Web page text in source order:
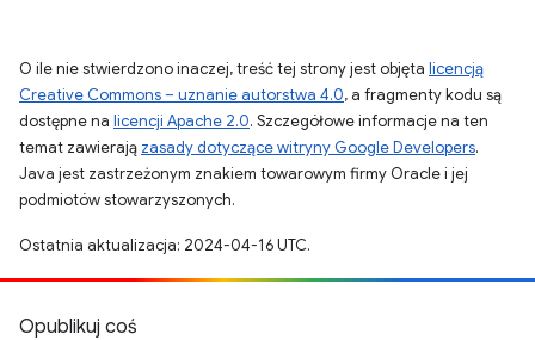
O ile nie stwierdzono inaczej, treść tej strony jest objęta licencją
Creative Commons – uznanie autorstwa 4.0, a fragmenty kodu są
dostępne na licencji Apache 2.0. Szczegółowe informacje na ten
temat zawierają zasady dotyczące witryny Google Developers.
Java jest zastrzeżonym znakiem towarowym firmy Oracle i jej
podmiotów stowarzyszonych.
Ostatnia aktualizacja: 2024-04-16 UTC.
Opublikuj coś